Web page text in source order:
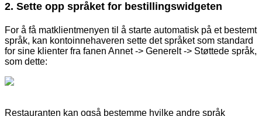
2. Sette opp språket for bestillingswidgeten
For å få matklientmenyen til å starte automatisk på et bestemt
språk, kan kontoinnehaveren sette det språket som standard
for sine klienter fra fanen Annet -> Generelt -> Støttede språk,
som dette:
Restauranten kan også bestemme hvilke andre språk